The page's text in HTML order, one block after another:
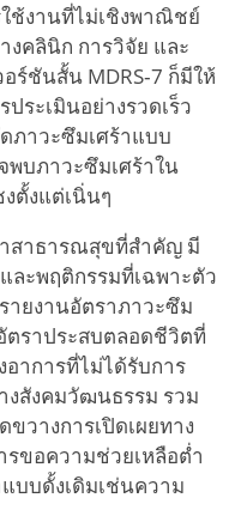
ใช้งานที่ไม่เชิงพาณิชย์
งคลินิก การวิจัย และ
ร์ชันสั้น MDRS‑7 ก็มีให้
ระเมินอย่างรวดเร็ว
ภาวะซึมเศร้าแบบ
พบภาวะซึมเศร้าใน
ตั้งแต่เนิ่นๆ
สาธารณสุขที่สำคัญ มี
ะพฤติกรรมที่เฉพาะตัว
ายงานอัตราภาวะซึม
ตราประสบตลอดชีวิตที่
าการที่ไม่ได้รับการ
สังคมวัฒนธรรม รวม
วางการเปิดเผยทาง
ขอความช่วยเหลือต่ำ
บบดั้งเดิมเช่นความ